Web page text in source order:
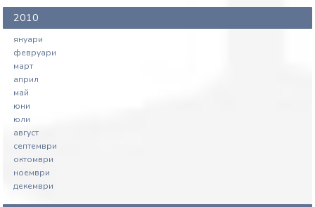
2010
януари
февруари
март
април
май
юни
юли
август
септември
октомври
ноември
декември